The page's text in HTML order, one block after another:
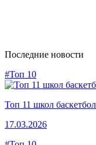
Последние новости
#Топ 10
Топ 11 школ
17.03.2026